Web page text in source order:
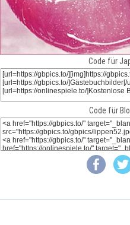
Code für
Code für